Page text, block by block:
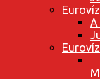
A